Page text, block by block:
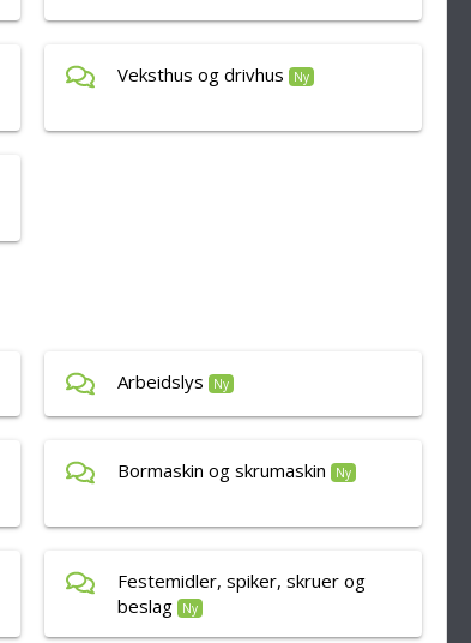
Veksthus og drivhus Ny
Arbeidslys Ny
Bormaskin og skrumaskin Ny
Festemidler, spiker, skruer og
beslag
Ny